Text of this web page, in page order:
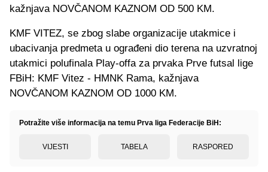
kažnjava NOVČANOM KAZNOM OD 500 KM.
KMF VITEZ, se zbog slabe organizacije utakmice i
ubacivanja predmeta u ograđeni dio terena na uzvratnoj
utakmici polufinala Play-offa za prvaka Prve futsal lige
FBiH: KMF Vitez - HMNK Rama, kažnjava
NOVČANOM KAZNOM OD 1000 KM.
Potražite više informacija na temu Prva liga Federacije BiH:
VIJESTI TABELA RASPORED